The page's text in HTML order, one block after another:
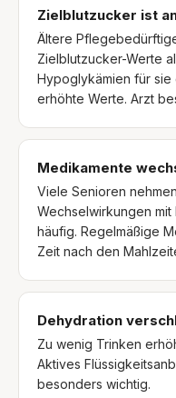
Zielblutzucker ist
Ältere
Zielblutzucker-Werte
Hypoglykämien für
erhöhte Werte. Arzt
Medikamente
Viele Senioren
Wechselwirkungen
häufig. Regelmäßige
Zeit nach den
Dehydration
Zu wenig Trinken
Aktives
besonders wichtig.